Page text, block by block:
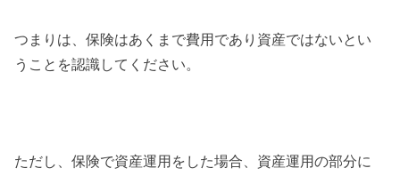
つまりは、保険はあくまで費用であり資産ではないとい
うことを認識してください。
ただし、保険で資産運用をした場合、資産運用の部分に